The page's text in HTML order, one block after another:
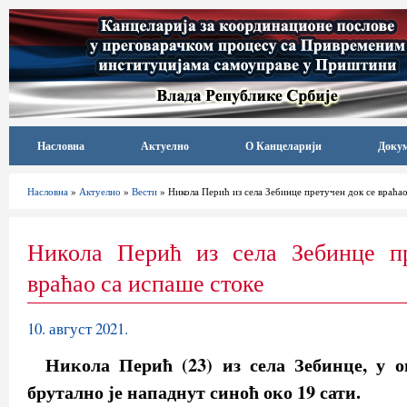
Насловна Актуелно О Канцеларији
Насловна » Актуелно » Вести » Никола Перић из села Зебинце претучен док се
Никола Перић из села Зебинце
враћао са испаше стоке
10. август 2021.
Никола Перић (23) из села Зебинце, у
брутално је нападнут синоћ око 19 сати.